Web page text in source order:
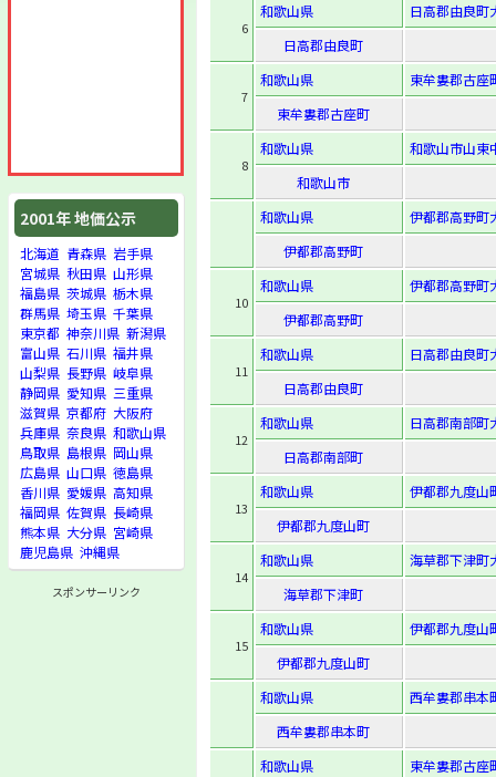
2001年 地価公示
北海道 青森県 岩手県
宮城県 秋田県 山形県
福島県 茨城県 栃木県
群馬県 埼玉県 千葉県
東京都 神奈川県 新潟県
富山県 石川県 福井県
山梨県 長野県 岐阜県
静岡県 愛知県 三重県
滋賀県 京都府 大阪府
兵庫県 奈良県 和歌山県
鳥取県 島根県 岡山県
広島県 山口県 徳島県
香川県 愛媛県 高知県
福岡県 佐賀県 長崎県
熊本県 大分県 宮崎県
鹿児島県 沖縄県
スポンサーリンク
6
和歌山県
日高郡由良町
日高郡由良町
7
和歌山県
東牟婁郡古座
東牟婁郡古座町
8
和歌山県
和歌山市山東
和歌山市
和歌山県
伊都郡高野町
伊都郡高野町
10
和歌山県
伊都郡高野町
伊都郡高野町
11
和歌山県
日高郡由良町
日高郡由良町
12
和歌山県
日高郡南部町
日高郡南部町
13
和歌山県
伊都郡九度山
伊都郡九度山町
14
和歌山県
海草郡下津町
海草郡下津町
15
和歌山県
伊都郡九度山
伊都郡九度山町
和歌山県
西牟婁郡串本
西牟婁郡串本町
和歌山県
東牟婁郡古座